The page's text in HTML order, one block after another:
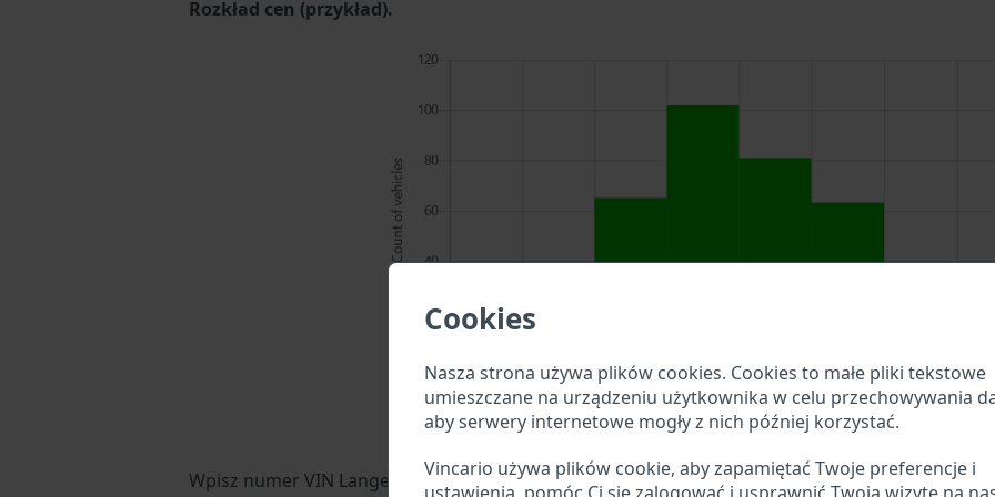
Cookies
Nasza strona używa plików cookies. Cookies to małe pliki tekstowe
umieszczane na urządzeniu użytkownika w celu przechowywania
aby serwery internetowe mogły z nich później korzystać.
Vincario używa plików cookie, aby zapamiętać Twoje preferencje i
ustawienia, pomóc Ci się zalogować i usprawnić Twoją wizytę na
Rozkład cen (przykład).
Wpisz numer VIN Langendorfa w pole wyszukiwania powyżej, aby sprawdzić, jakie szczegóły